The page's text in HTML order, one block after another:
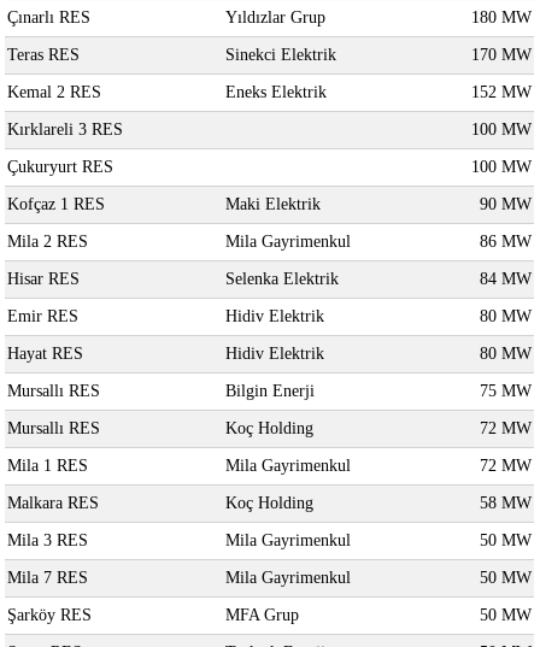
Çınarlı RES Yıldızlar Grup 180 MW
Teras RES Sinekci Elektrik 170 MW
Kemal 2 RES Eneks Elektrik 152 MW
Kırklareli 3 RES 100 MW
Çukuryurt RES 100 MW
Kofçaz 1 RES Maki Elektrik 90 MW
Mila 2 RES Mila Gayrimenkul 86 MW
Hisar RES Selenka Elektrik 84 MW
Emir RES Hidiv Elektrik 80 MW
Hayat RES Hidiv Elektrik 80 MW
Mursallı RES Bilgin Enerji 75 MW
Mursallı RES Koç Holding 72 MW
Mila 1 RES Mila Gayrimenkul 72 MW
Malkara RES Koç Holding 58 MW
Mila 3 RES Mila Gayrimenkul 50 MW
Mila 7 RES Mila Gayrimenkul 50 MW
Şarköy RES MFA Grup 50 MW